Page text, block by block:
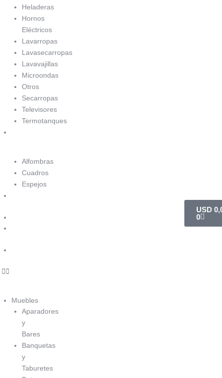
Heladeras
Hornos
Eléctricos
Lavarropas
Lavasecarropas
Lavavajillas
Microondas
Otros
Secarropas
Televisores
Termotanques
Alfombras
Cuadros
Espejos
Muebles
Aparadores
y
Bares
Banquetas
y
Taburetes
USD
0